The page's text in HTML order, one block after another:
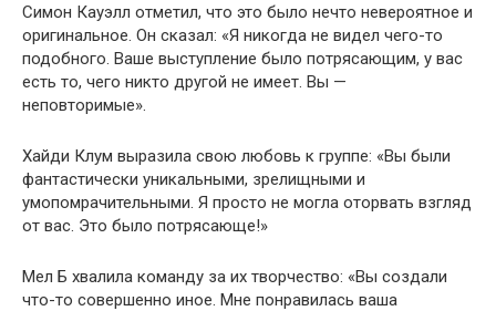
Симон Кауэлл отметил, что это было нечто невероятное и
оригинальное. Он сказал: «Я никогда не видел чего-то
подобного. Ваше выступление было потрясающим, у вас
есть то, чего никто другой не имеет. Вы —
неповторимые».
Хайди Клум выразила свою любовь к группе: «Вы были
фантастически уникальными, зрелищными и
умопомрачительными. Я просто не могла оторвать взгляд
от вас. Это было потрясающе!»
Мел Б хвалила команду за их творчество: «Вы создали
что-то совершенно иное. Мне понравилась ваша